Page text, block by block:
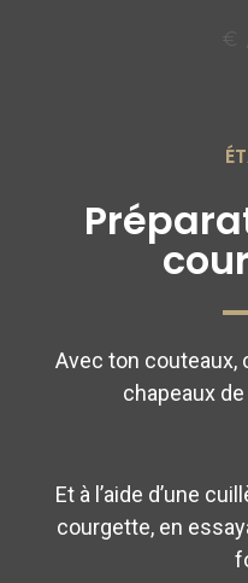
Avec ton couteaux,
chapeaux
Et à l’aide d’une
courgette, en